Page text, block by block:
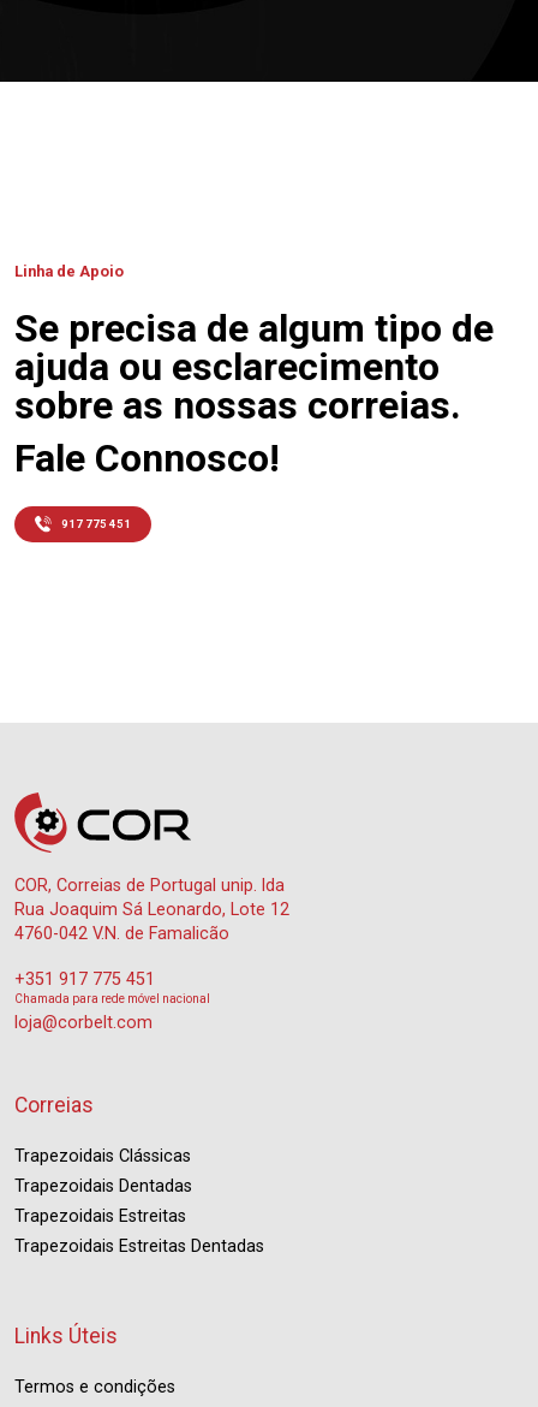
Linha de Apoio
Se precisa de algum tipo de
ajuda ou esclarecimento
sobre as nossas correias.
Fale Connosco!
917 775 451
COR, Correias de Portugal unip. lda
Rua Joaquim Sá Leonardo, Lote 12
4760-042 V.N. de Famalicão
+351 917 775 451
Chamada para rede móvel nacional
loja@corbelt.com
Correias
Trapezoidais Clássicas
Trapezoidais Dentadas
Trapezoidais Estreitas
Trapezoidais Estreitas Dentadas
Links Úteis
Termos e condições